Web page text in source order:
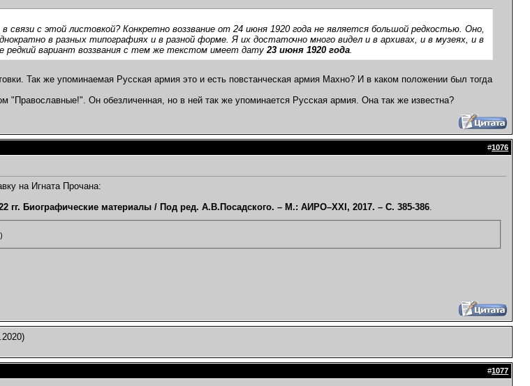
связи с этой листовкой? Конкретно воззвание от 24 июня 1920 года не является большой редкостью. Оно,
в разных типографиях и в разной форме. Я их достаточно много видел и в архивах, и в музеях, и в
редкий вариант воззвания с тем же текстом имеет дату23 июня 1920 года.
Так же упоминаемая Русская армия это и есть повстанческая армия Махно? И в каком положении был тогда
"Православные!". Он обезличенная, но в ней так же упоминается Русская армия. Она так же известна?
#1076
на Игната Прочана:
гг. Биографические материалы / Под ред. А.В.Посадского. – М.: АИРО–XXI, 2017. – С. 385-386.
#1077